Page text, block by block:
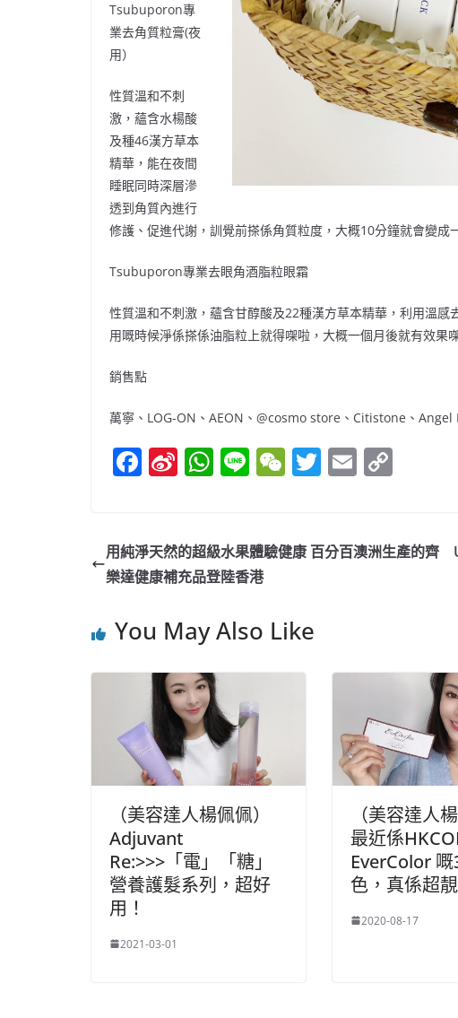
Tsubuporon專
業去角質粒膏(夜
用）
性質溫和不刺
激，蘊含水楊酸
及種46漢方草本
精華，能在夜間
睡眠同時深層滲
透到角質內進行
修護、促進代謝 ，訓覺前搽係角質粒度，大概10分鐘就會變成
Tsubuporon專業去眼角酒脂粒眼霜
性質溫和不刺激，蘊含甘醇酸及22種漢方草本精華，利用溫感
用嘅時候淨係搽係油脂粒上就得㗎啦，大概一個月後就有效果
銷售點
萬寧、 LOG-ON 、 AEON 、 @cosmo store 、 Citistone 、 Angel
F
e
b
o
k
Si
W
ei
o
W
s
A
p
Li W
h
T
er
E
l y
用純淨天然的超級水果體驗健康 百分百澳洲生產的齊
樂達健康補充品登陸香港
You May Also Like
（美容達人楊佩佩）
Adjuvant
Re:>>>「電」「糖」
營養護髮系列，超好
用！
2021-03-01
（美容達人
最近係
EverColor
色，真係超靚
2020-08-17